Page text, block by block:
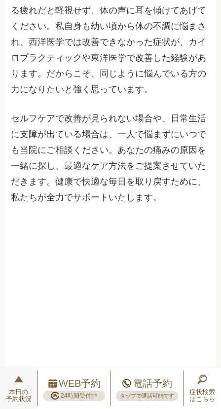
る疲れだと軽視せず、体の声に耳を傾けてあげて
ください。私自身も幼い頃から体の不調に悩まさ
れ、西洋医学では改善できなかった症状が、カイ
ロプラクティックや東洋医学で改善した経験があ
ります。だからこそ、同じように悩んでいる方の
力になりたいと強く思っています。
セルフケアで改善が見られない場合や、日常生活
に支障が出ている場合は、一人で悩まずにいつで
も当院にご相談ください。あなたの痛みの原因を
一緒に探し、最適なケア方法をご提案させていた
だきます。健康で快適な毎日を取り戻すために、
私たちが全力でサポートいたします。
本日の
予約状況
WEB予約
24時間受付中
電話予約
タップで通話可能です
症状検索
はこちら